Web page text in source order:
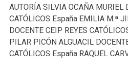
AUTORÍA SILVIA OCAÑA MURIEL
CATÓLICOS España EMILIA M.ª
DOCENTE CEIP REYES
PILAR PICÓN ALGUACIL
CATÓLICOS España RAQUEL